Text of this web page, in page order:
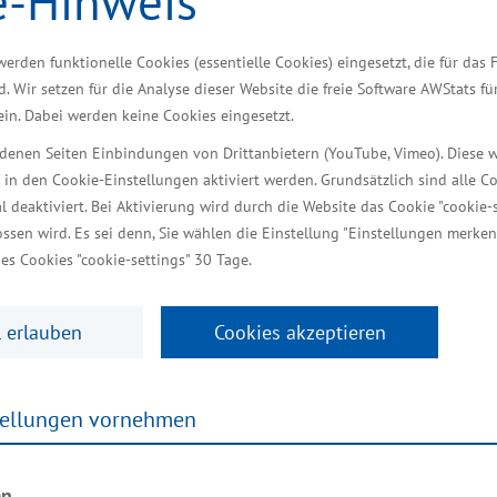
funktionelle Cookies (essentielle Cookies) eingesetzt, die für das
Wir setzen für die Analyse dieser Website die freie Software AWStats
Dabei werden keine Cookies eingesetzt.
Seiten Einbindungen von Drittanbietern (YouTube, Vimeo). Diese
in den Cookie-Einstellungen aktiviert werden. Grundsätzlich sind alle
Bei Aktivierung wird durch die Website das Cookie "cookie-
wird. Es sei denn, Sie wählen die Einstellung "Einstellungen
Cookies "cookie-settings" 30 Tage.
erlauben Cookies akzeptieren
vornehmen
Mecklenburg-Vorpommern und Irland
zu den fünf wichtigsten Medtech-Hubs der Welt.
in diesem Sektor. Mecklenburg-Vorpommern
Unsere fünf Universitäten und Hochschulen
die von der Gesundheitsforschung bis
für künftige enge Partnerschaften“, sagte
der 18. Nationalen Branchenkonferenz
und hat mit einer 30-köpfigen
Die geführten Gespräche boten
worden war. Zu den insgesamt 32
außeruniversitären Forschungseinrichtungen,
mit der BioCon Valley® GmbH und mit
Unternehmen auf den Weltmärkten